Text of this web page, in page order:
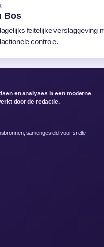
Bos
feitelijke verslaggeving
controle.
en analyses in een moderne
door de redactie.
samengesteld voor snelle